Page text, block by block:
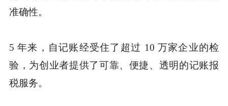
准确性。
5 年来，自记账经受住了超过 10 万家企业的检
验，为创业者提供了可靠、便捷、透明的记账报
税服务。